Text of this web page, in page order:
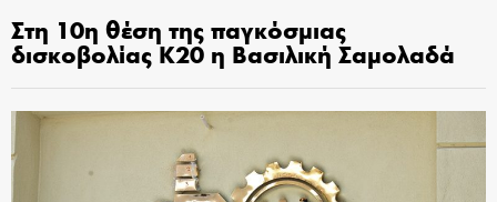
Στη 10η θέση της παγκόσμιας
δισκοβολίας Κ20 η Βασιλική Σαμολαδά